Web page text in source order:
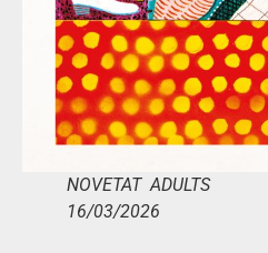
NOVETAT ADULTS
16/03/2026